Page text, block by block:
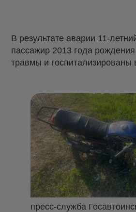
В результате аварии 11-
пассажир 2013 года
травмы и госпитализированы
пресс-служба